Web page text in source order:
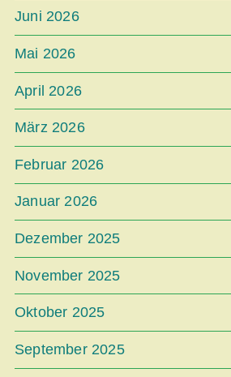
Juni 2026
Mai 2026
April 2026
März 2026
Februar 2026
Januar 2026
Dezember 2025
November 2025
Oktober 2025
September 2025